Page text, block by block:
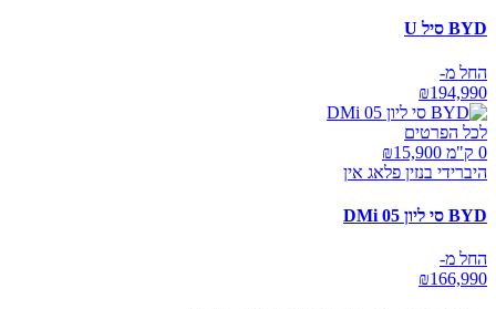
BYD סיל U
החל מ-
₪194,990
לכל הפרטים
0 ק"מ ₪
15,900
היברידי בנזין פלאג אין
BYD סי ליון 05 DMi
החל מ-
₪166,990